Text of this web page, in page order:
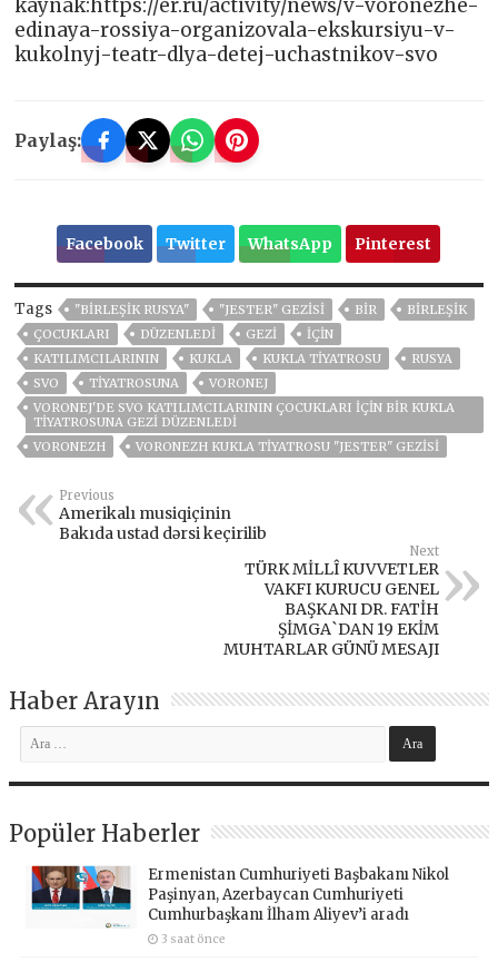
kaynak:https://er.ru/activity/news/v-voronezhe-
edinaya-rossiya-organizovala-ekskursiyu-v-
kukolnyj-teatr-dlya-detej-uchastnikov-svo
Paylaş:
Facebook Twitter WhatsApp Pinterest
Tags "BIRLEŞIK RUSYA" "JESTER" GEZISI BIR
BIRLEŞIK
ÇOCUKLARI
DÜZENLEDI GEZI
İÇİN
KATILIMCILARININ
KUKLA KUKLA TIYATROSU
RUSYA
SVO
TIYATROSUNA
VORONEJ
VORONEJ'DE SVO KATILIMCILARININ ÇOCUKLARI IÇIN BIR KUKLA
TIYATROSUNA GEZI DÜZENLEDI
VORONEZH
VORONEZH KUKLA TIYATROSU "JESTER" GEZISI
Previous
Amerikalı musiqiçinin
Bakıda ustad dərsi keçirilib
Next
TÜRK MİLLÎ KUVVETLER
VAKFI KURUCU GENEL
BAŞKANI DR. FATİH
ŞİMGA`DAN 19 EKİM
MUHTARLAR GÜNÜ MESAJI
Haber Arayın
Popüler Haberler
Ermenistan Cumhuriyeti Başbakanı Nikol
Paşinyan, Azerbaycan Cumhuriyeti
Cumhurbaşkanı İlham Aliyev’i aradı
3 saat önce